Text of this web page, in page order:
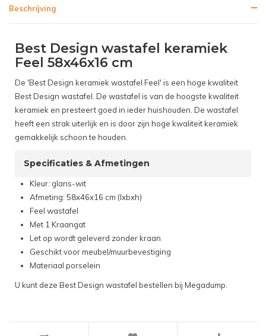
Beschrijving
Best Design wastafel keramiek
Feel 58x46x16 cm
De 'Best Design keramiek wastafel Feel' is een hoge kwaliteit
Best Design wastafel. De wastafel is van de hoogste kwaliteit
keramiek en presteert goed in ieder huishouden. De wastafel
heeft een strak uiterlijk en is door zijn hoge kwaliteit keramiek
gemakkelijk schoon te houden.
Specificaties & Afmetingen
Kleur: glans-wit
Afmeting: 58x46x16 cm (lxbxh)
Feel wastafel
Met 1 Kraangat
Let op wordt geleverd zonder kraan
Geschikt voor meubel/muurbevestiging
Materiaal porselein
U kunt deze Best Design wastafel bestellen bij Megadump.